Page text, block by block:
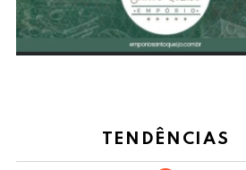
TENDÊNCIAS